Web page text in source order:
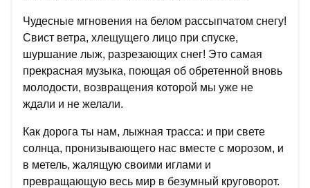
Чудесные мгновения на белом рассыпчатом снегу!
Свист ветра, хлещущего лицо при спуске,
шуршание лыж, разрезающих снег! Это самая
прекрасная музыка, поющая об обретенной вновь
молодости, возвращения которой мы уже не
ждали и не желали.
Как дорога ты нам, лыжная трасса: и при свете
солнца, пронизывающего нас вместе с морозом, и
в метель, жалящую своими иглами и
превращающую весь мир в безумный круговорот.